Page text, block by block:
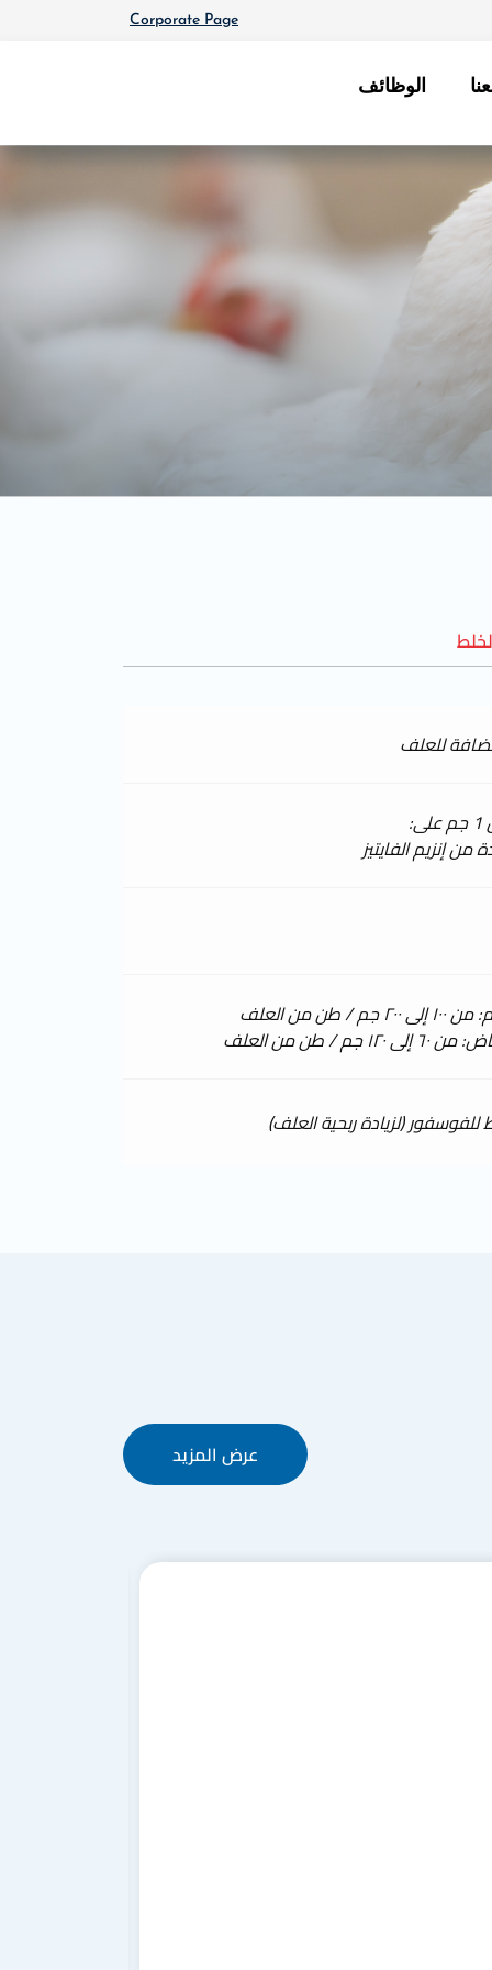
Corporate Page
الوظائف
للعلف
/ طن من العلف
جم / طن من العلف
للفوسفور (لزيادة ربحية العلف)
عرض المزيد